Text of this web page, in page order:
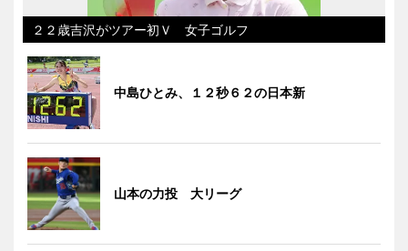
２２歳吉沢がツアー初Ｖ 女子ゴルフ
中島ひとみ、１２秒６２の日本新
山本の力投 大リーグ